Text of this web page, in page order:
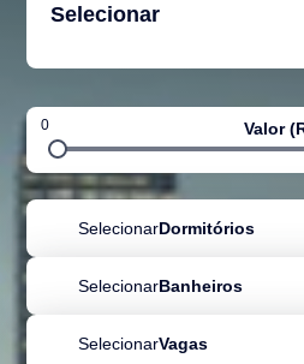
Selecionar
0 Valor
SelecionarDormitórios
SelecionarBanheiros
SelecionarVagas